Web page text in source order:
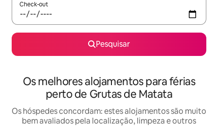
Check-out
Pesquisar
Os melhores alojamentos para férias
perto de Grutas de Matata
Os hóspedes concordam: estes alojamentos são muito
bem avaliados pela localização, limpeza e outros